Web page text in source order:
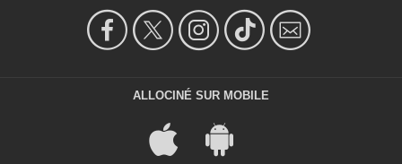
ALLOCINÉ SUR MOBILE